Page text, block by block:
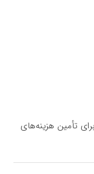
تأمین هزینه‌های